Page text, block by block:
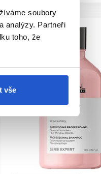
soubory
analýzy. Partneři
toho, že
vše